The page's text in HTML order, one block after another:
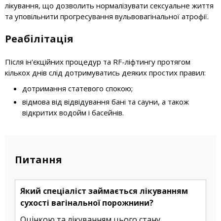
лікування, що дозволить нормалізувати сексуальне життя
та уповільнити прогресування вульвовагінальної атрофії.
Реабілітація
Після ін'єкційних процедур та RF-ліфтингу протягом
кількох днів слід дотримуватись деяких простих правил:
дотримання статевого спокою;
відмова від відвідування бані та сауни, а також
відкритих водойм і басейнів.
Питання
Який спеціаліст займається лікуванням
сухості вагінальної порожнини?